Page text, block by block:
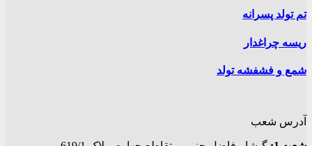
تم تولد پسرانه
ریسه چراغدار
شمع و فشفشه تولد
آدرس شعب